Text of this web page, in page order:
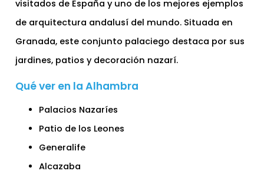
visitados de España y uno de los mejores ejemplos
de arquitectura andalusí del mundo. Situada en
Granada, este conjunto palaciego destaca por sus
jardines, patios y decoración nazarí.
Qué ver en la Alhambra
Palacios Nazaríes
Patio de los Leones
Generalife
Alcazaba